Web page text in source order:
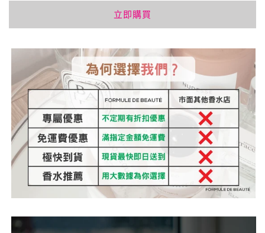
✨100ml
數
量
減
少
想
✨100ml
數
量
增
加
立即購買